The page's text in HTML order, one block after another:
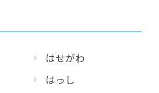
はせがわ
はっし